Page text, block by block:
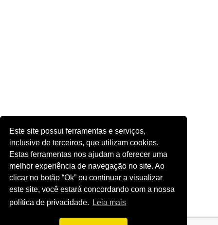
Este site possui ferramentas e serviços,
inclusive de terceiros, que utilizam cookies.
Estas ferramentas nos ajudam a oferecer uma
melhor experiência de navegação no site. Ao
clicar no botão “Ok” ou continuar a visualizar
este site, você estará concordando com a nossa
política de privacidade.
Leia mais